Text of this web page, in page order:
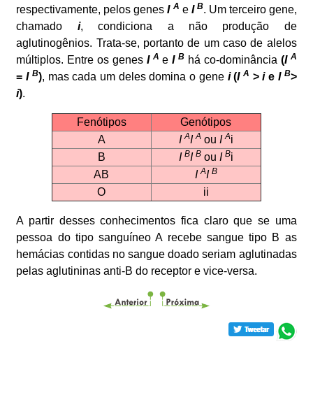
respectivamente, pelos genesI A e I B. Um terceiro gene,
chamado i, condiciona a não produção de
aglutinogênios. Trata-se, portanto de um caso de alelos
múltiplos. Entre os genes I A eIB há co-dominância (I A
=I B), mas cada um deles domina o gene i(IA >ie I B>
i).
Fenótipos
Genótipos
A
IAIAou IAi
B
I BI Bou I Bi
AB
IAI B
O ii
A partir desses conhecimentos fica claro que se uma
pessoa do tipo sanguíneo A recebe sangue tipo B as
hemácias contidas no sangue doado seriam aglutinadas
pelas aglutininas anti-B do receptor e vice-versa.